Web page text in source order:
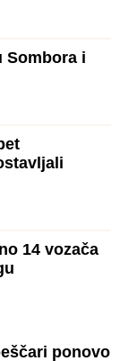
Sombora i
14 vozača
ponovo